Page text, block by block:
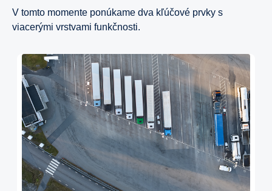
V tomto momente ponúkame dva kľúčové prvky s
viacerými vrstvami funkčnosti.